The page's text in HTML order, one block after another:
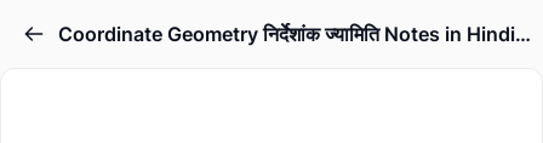
Coordinate Geometry निर्देशांक ज्यामिति Notes in Hindi/English